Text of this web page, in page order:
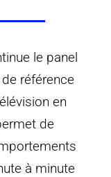
le panel
référence
en
de
à minute